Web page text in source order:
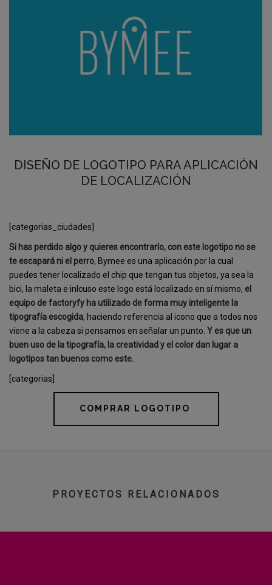
DISEÑO DE LOGOTIPO PARA APLICACIÓN
DE LOCALIZACIÓN
[categorias_ciudades]
Si has perdido algo y quieres encontrarlo, con este logotipo no se
te escapará ni el perro, Bymee es una aplicación por la cual
puedes tener localizado el chip que tengan tus objetos, ya sea la
bici, la maleta e inlcuso este logo está localizado en sí mismo, el
equipo de factoryfy ha utilizado de forma muy inteligente la
tipografía escogida, haciendo referencia al icono que a todos nos
viene a la cabeza si pensamos en señalar un punto. Y es que un
buen uso de la tipografía, la creatividad y el color dan lugar a
logotipos tan buenos como este.
[categorias]
COMPRAR LOGOTIPO
PROYECTOS RELACIONADOS